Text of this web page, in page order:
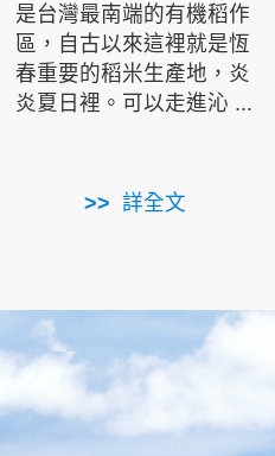
是台灣最南端的有機稻作
區，自古以來這裡就是恆
春重要的稻米生產地，炎
炎夏日裡。可以走進沁 ...
詳全文